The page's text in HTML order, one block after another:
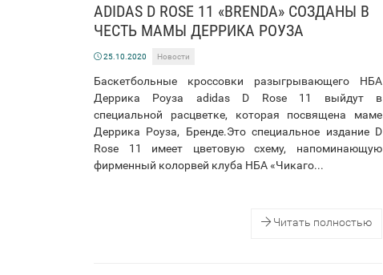
ADIDAS D ROSE 11 «BRENDA» СОЗДАНЫ В
ЧЕСТЬ МАМЫ ДЕРРИКА РОУЗА
25.10.2020 Новости
Баскетбольные кроссовки разыгрывающего НБА
Деррика Роуза adidas D Rose 11 выйдут в
специальной расцветке, которая посвящена маме
Деррика Роуза, Бренде.Это специальное издание D
Rose 11 имеет цветовую схему, напоминающую
фирменный колорвей клуба НБА «Чикаго...
Читать полностью